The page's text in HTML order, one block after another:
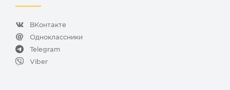
ВКонтакте
Одноклассники
Telegram
Viber